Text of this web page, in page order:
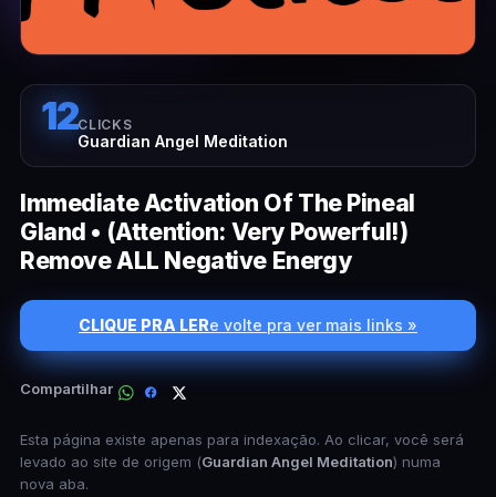
12CLICKS
Guardian Angel Meditation
Immediate Activation Of The Pineal
Gland • (Attention: Very Powerful!)
Remove ALL Negative Energy
CLIQUE PRA LERe volte pra ver mais links »
Compartilhar
Esta página existe apenas para indexação. Ao clicar, você será
levado ao site de origem (Guardian Angel Meditation) numa
nova aba.